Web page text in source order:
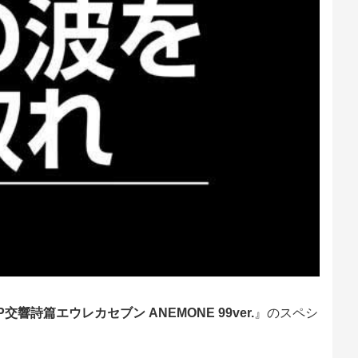
交響詩篇エウレカセブン ANEMONE 99ver.』のスペシ